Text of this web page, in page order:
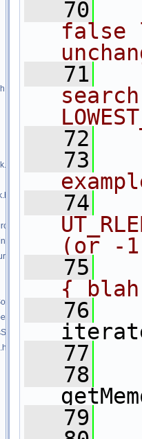
   70
false
   71
   72
   73
   74
(or -
   75
{
   76
   77
   78
   79